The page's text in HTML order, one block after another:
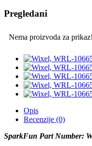
Pregledani
Nema proizvoda za prikaz!
Opis
Recenzije (0)
SparkFun Part Number: